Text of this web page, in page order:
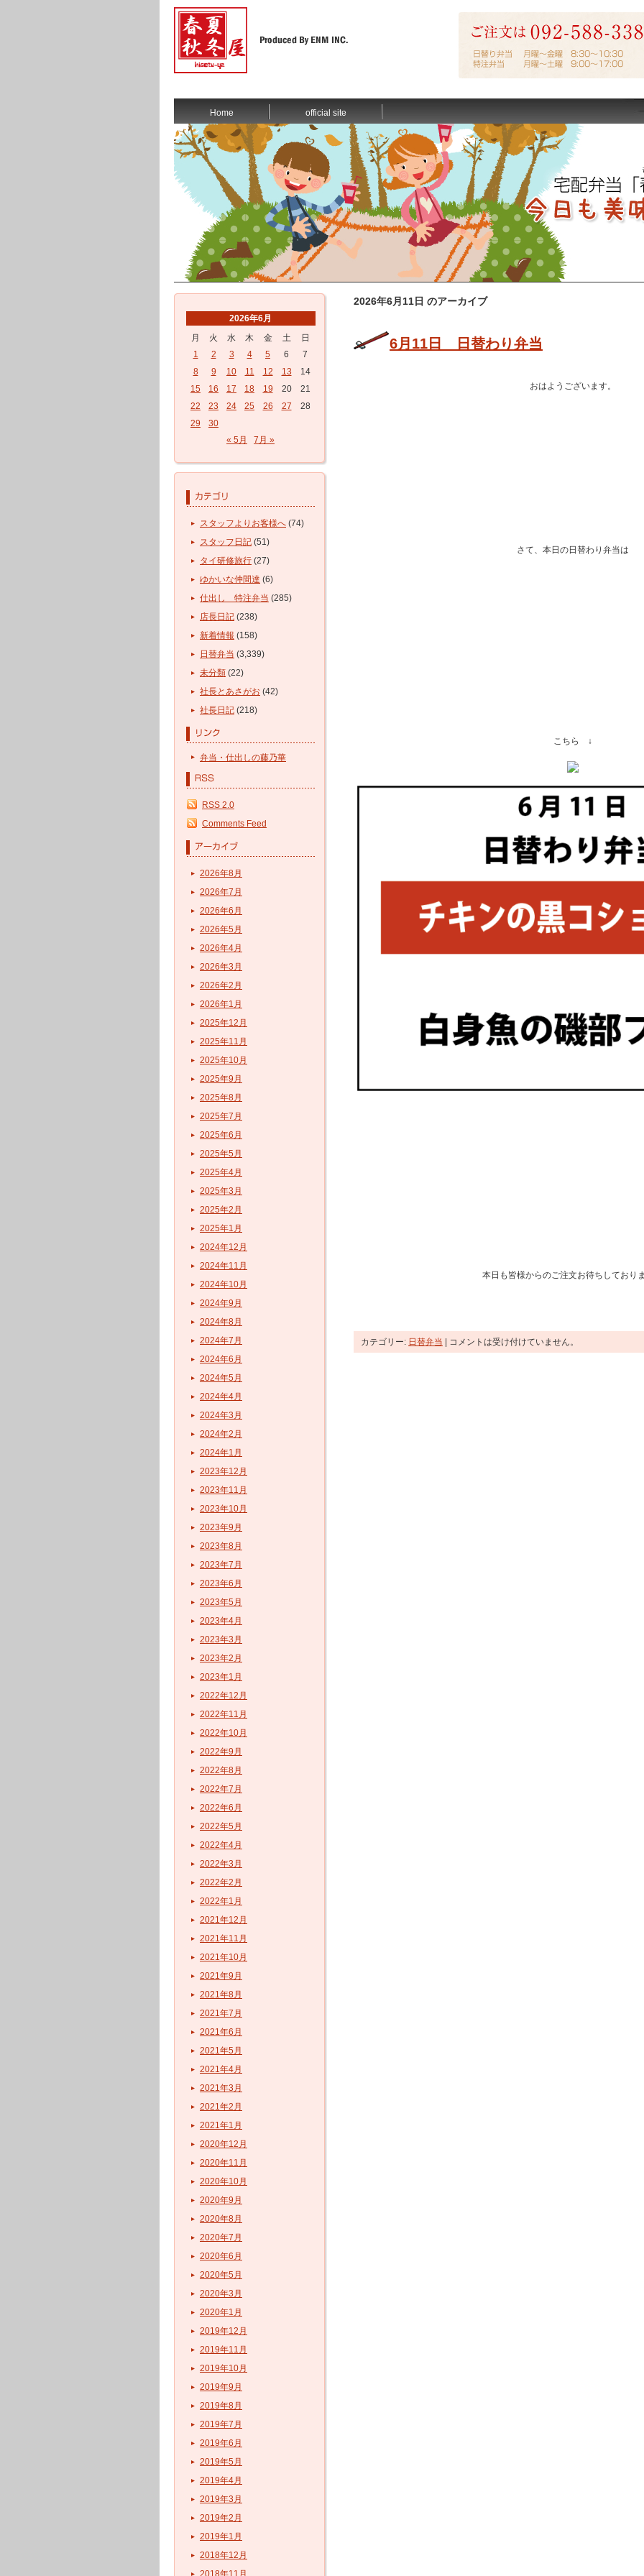
Home official site
2026年6月
月
火 水 木 金 土
日
1
2 3 4 5 6
7
8
9 10 11 12 13
14
15
16 17 18 19 20
21
22
23 24 25 26 27
28
29
30
« 5月
7月 »
スタッフよりお客様へ (74)
スタッフ日記 (51)
タイ研修旅行 (27)
ゆかいな仲間達 (6)
仕出し 特注弁当 (285)
店長日記 (238)
新着情報 (158)
日替弁当 (3,339)
未分類 (22)
社長とあさがお (42)
社長日記 (218)
弁当・仕出しの藤乃華
RSS 2.0
Comments Feed
2026年8月
2026年7月
2026年6月
2026年5月
2026年4月
2026年3月
2026年2月
2026年1月
2025年12月
2025年11月
2025年10月
2025年9月
2025年8月
2025年7月
2025年6月
2025年5月
2025年4月
2025年3月
2025年2月
2025年1月
2024年12月
2024年11月
2024年10月
2024年9月
2024年8月
2024年7月
2024年6月
2024年5月
2024年4月
2024年3月
2024年2月
2024年1月
2023年12月
2023年11月
2023年10月
2023年9月
2023年8月
2023年7月
2023年6月
2023年5月
2023年4月
2023年3月
2023年2月
2023年1月
2022年12月
2022年11月
2022年10月
2022年9月
2022年8月
2022年7月
2022年6月
2022年5月
2022年4月
2022年3月
2022年2月
2022年1月
2021年12月
2021年11月
2021年10月
2021年9月
2021年8月
2021年7月
2021年6月
2021年5月
2021年4月
2021年3月
2021年2月
2021年1月
2020年12月
2020年11月
2020年10月
2020年9月
2020年8月
2020年7月
2020年6月
2020年5月
2020年3月
2020年1月
2019年12月
2019年11月
2019年10月
2019年9月
2019年8月
2019年7月
2019年6月
2019年5月
2019年4月
2019年3月
2019年2月
2019年1月
2018年12月
2018年11月
2026年6月11日 のアーカイブ
6月11日 日替わり弁当
おはようございます。
さて、本日の日替わり弁当は
こちら ↓
本日も皆様からのご注文お待ちしており
カテゴリー: 日替弁当 コメントは受け付けていません。